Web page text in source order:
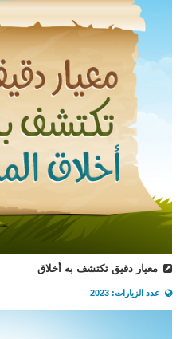
معيار دقيق تكتشف به أخلاق
عدد الزيارات: 2023